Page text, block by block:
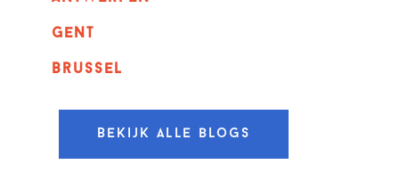
GENT
Brussel
Bekijk alle blogs